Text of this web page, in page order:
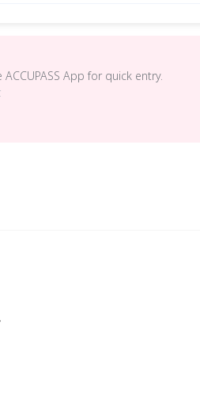
App for quick entry.